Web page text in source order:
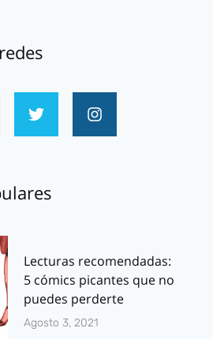
Lecturas recomendadas:
5 cómics picantes que no
puedes perderte
Agosto 3, 2021